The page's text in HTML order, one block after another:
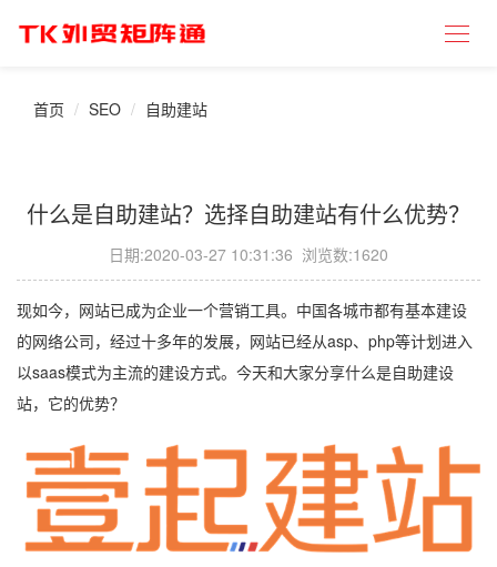
首页 SEO 自助建站
什么是自助建站？选择自助建站有什么优势？
日期:2020-03-27 10:31:36 浏览数:1620
现如今，网站已成为企业一个营销工具。中国各城市都有基本建设
的网络公司，经过十多年的发展，网站已经从asp、php等计划进入
以saas模式为主流的建设方式。今天和大家分享什么是自助建设
站，它的优势？